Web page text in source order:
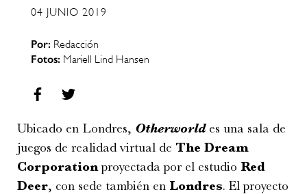
04 JUNIO 2019
Por: Redacción
Fotos: Mariell Lind Hansen
Ubicado en Londres, Otherworldes una sala de
juegos de realidad virtual de The Dream
Corporationproyectada por el estudio Red
Deer, con sede también en Londres. El proyecto